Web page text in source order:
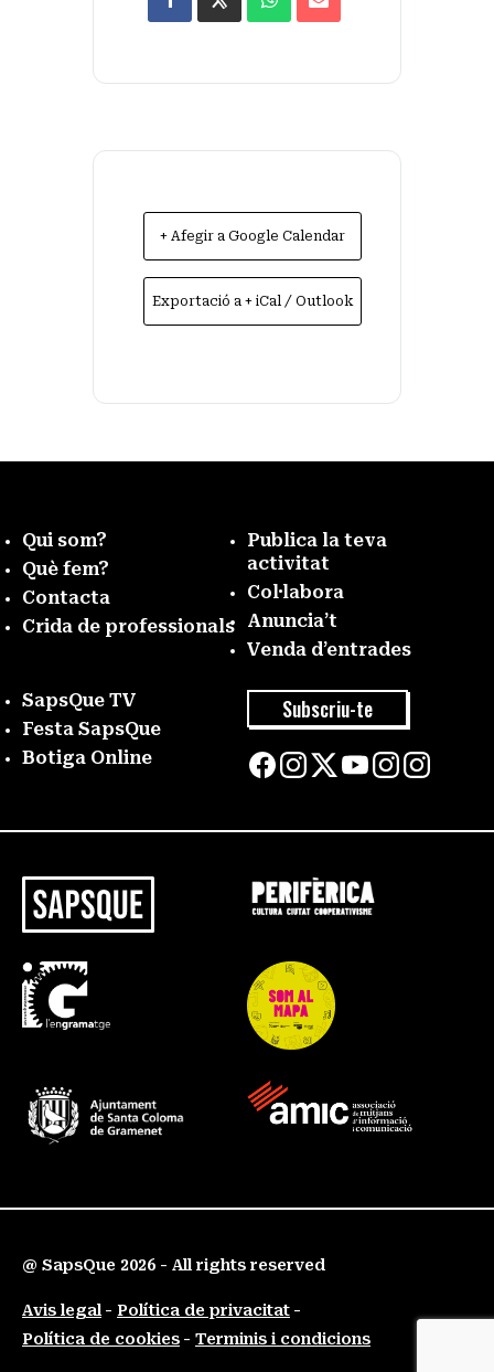
+ Afegir a Google Calendar
Exportació a + iCal / Outlook
Qui som?
Què fem?
Contacta
Crida de professionals
Publica la teva
activitat
Col·labora
Anuncia’t
Venda d’entrades
SapsQue TV
Festa SapsQue
Botiga Online
Subscriu-te
@ SapsQue 2026 - All rights reserved
Avis legal
Política de privacitat
Política de cookies
Terminis i condicions